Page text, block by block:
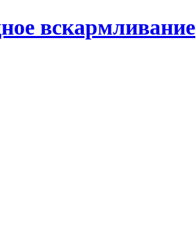
вскармливание